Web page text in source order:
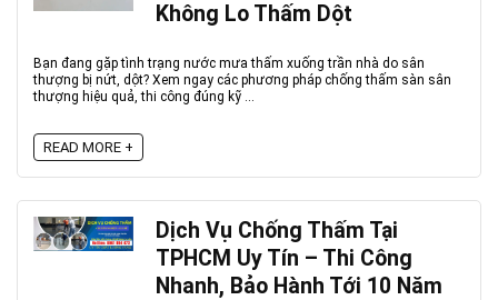
Không Lo Thấm Dột
Bạn đang gặp tình trạng nước mưa thấm xuống trần nhà do sân
thượng bị nứt, dột? Xem ngay các phương pháp chống thấm sàn sân
thượng hiệu quả, thi công đúng kỹ ...
READ MORE +
Dịch Vụ Chống Thấm Tại
TPHCM Uy Tín – Thi Công
Nhanh, Bảo Hành Tới 10 Năm